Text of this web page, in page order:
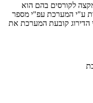
לקורסים בהם הוא
ע"י המערכת עפ"י מספר
הדירוג קובעת המערכת את